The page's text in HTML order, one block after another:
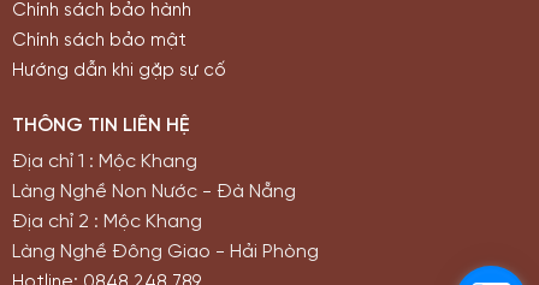
Chính sách bảo hành
Chính sách bảo mật
Hướng dẫn khi gặp sự cố
THÔNG TIN LIÊN HỆ
Địa chỉ 1 : Mộc Khang
Làng Nghề Non Nước - Đà Nẵng
Địa chỉ 2 : Mộc Khang
Làng Nghề Đông Giao - Hải Phòng